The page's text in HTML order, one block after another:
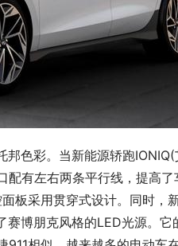
色彩。当新能源轿跑
有左右两条平行线，提高
板采用贯穿式设计。同时，
博朋克风格的LED光源。